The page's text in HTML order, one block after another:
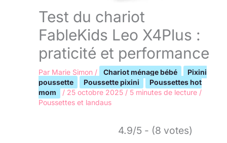
Test du chariot
FableKids Leo X4Plus :
praticité et performance
Par Marie Simon / Chariot ménage bébé
Pixini
poussette
Poussette pixini
Poussettes hot
mom
/ 25 octobre 2025 / 5 minutes de lecture /
Poussettes et landaus
4.9/5 - (8 votes)